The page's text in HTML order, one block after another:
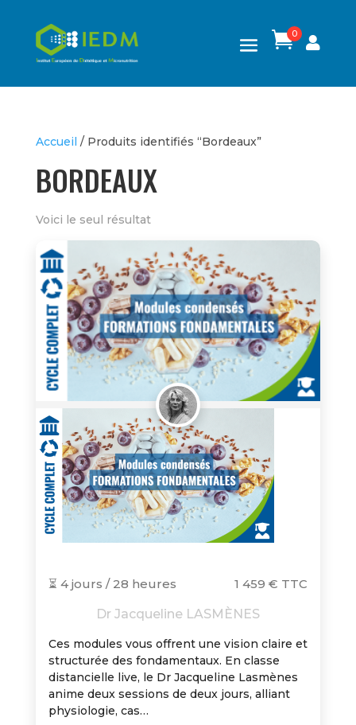
0

Accueil / Produits identifiés “Bordeaux”
BORDEAUX
Voici le seul résultat
⏳ 4 jours / 28 heures
1 459 € TTC
Dr Jacqueline LASMÈNES
Ces modules vous offrent une vision claire et
structurée des fondamentaux. En classe
distancielle live, le Dr Jacqueline Lasmènes
anime deux sessions de deux jours, alliant
physiologie, cas…